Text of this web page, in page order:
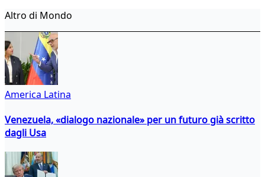
Altro di Mondo
America Latina
Venezuela, «dialogo nazionale» per un futuro già scritto
dagli Usa